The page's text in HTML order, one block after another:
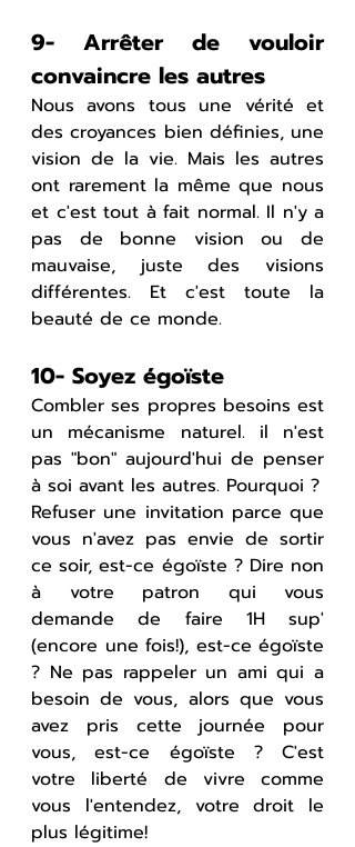
9- Arrêter de vouloir
convaincre les autres
Nous avons tous une vérité et
des croyances bien définies, une
vision de la vie. Mais les autres
ont rarement la même que nous
et c'est tout à fait normal. Il n'y a
pas de bonne vision ou de
mauvaise, juste des visions
différentes. Et c'est toute la
beauté de ce monde.
10- Soyez égoïste
Combler ses propres besoins est
un mécanisme naturel. il n'est
pas "bon" aujourd'hui de penser
à soi avant les autres. Pourquoi ?
Refuser une invitation parce que
vous n'avez pas envie de sortir
ce soir, est-ce égoïste ? Dire non
à votre patron qui vous
demande de faire 1H sup'
(encore une fois!), est-ce égoïste
? Ne pas rappeler un ami qui a
besoin de vous, alors que vous
avez pris cette journée pour
vous, est-ce égoïste ? C'est
votre liberté de vivre comme
vous l'entendez, votre droit le
plus légitime!